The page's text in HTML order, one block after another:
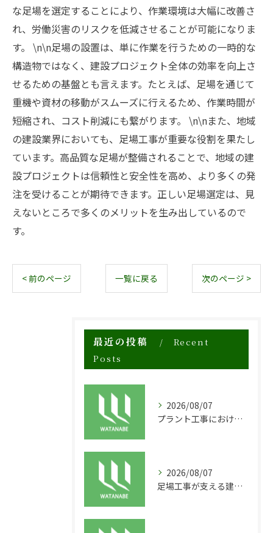
な足場を選定することにより、作業環境は大幅に改善さ
れ、労働災害のリスクを低減させることが可能になりま
す。 \n\n足場の設置は、単に作業を行うための一時的な
構造物ではなく、建設プロジェクト全体の効率を向上さ
せるための基盤とも言えます。たとえば、足場を通じて
重機や資材の移動がスムーズに行えるため、作業時間が
短縮され、コスト削減にも繋がります。 \n\nまた、地域
の建設業界においても、足場工事が重要な役割を果たし
ています。高品質な足場が整備されることで、地域の建
設プロジェクトは信頼性と安全性を高め、より多くの発
注を受けることが期待できます。正しい足場選定は、見
えないところで多くのメリットを生み出しているので
す。
< 前のページ 一覧に戻る 次のページ >
最近の投稿
Recent
Posts
2026/08/07
プラント工事における足場工事の安全対策と施工の重要性
2026/08/07
足場工事が支える建物の長寿命化と外装塗装の重要性